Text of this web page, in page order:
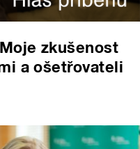
zkušenost
a ošetřovateli